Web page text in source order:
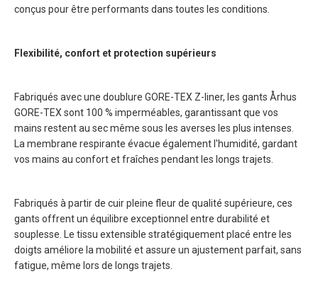
conçus pour être performants dans toutes les conditions.
Flexibilité, confort et protection supérieurs
Fabriqués avec une doublure GORE-TEX Z-liner, les gants Århus
GORE-TEX sont 100 % imperméables, garantissant que vos
mains restent au sec même sous les averses les plus intenses.
La membrane respirante évacue également l'humidité, gardant
vos mains au confort et fraîches pendant les longs trajets.
Fabriqués à partir de cuir pleine fleur de qualité supérieure, ces
gants offrent un équilibre exceptionnel entre durabilité et
souplesse. Le tissu extensible stratégiquement placé entre les
doigts améliore la mobilité et assure un ajustement parfait, sans
fatigue, même lors de longs trajets.